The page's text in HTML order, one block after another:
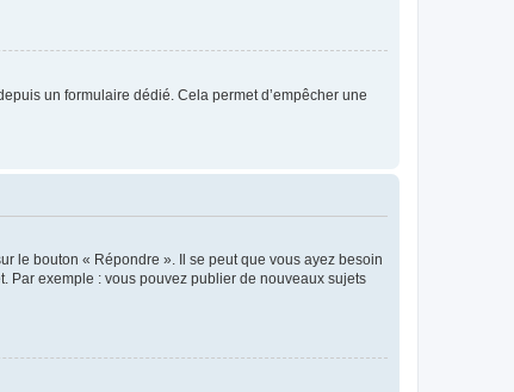
un formulaire dédié. Cela permet d’empêcher une
le bouton « Répondre ». Il se peut que vous ayez besoin
Par exemple : vous pouvez publier de nouveaux sujets